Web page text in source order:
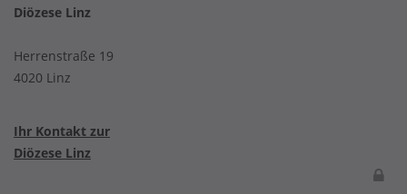
Diözese Linz
Herrenstraße 19
4020 Linz
Ihr Kontakt zur
Diözese Linz